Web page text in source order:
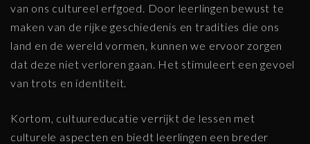
van ons cultureel erfgoed. Door leerlingen bewust te
maken van de rijke geschiedenis en tradities die ons
land en de wereld vormen, kunnen we ervoor zorgen
dat deze niet verloren gaan. Het stimuleert een gevoel
van trots en identiteit.
Kortom, cultuureducatie verrijkt de lessen met
culturele aspecten en biedt leerlingen een breder